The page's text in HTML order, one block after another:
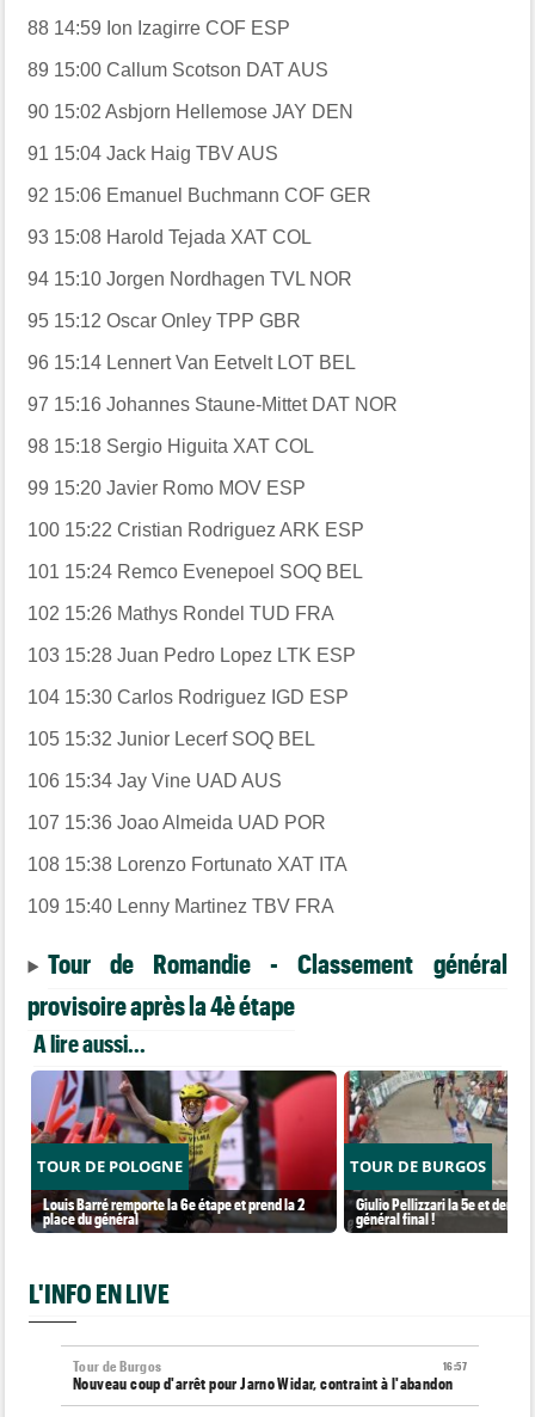
88 14:59 Ion Izagirre COF ESP
89 15:00 Callum Scotson DAT AUS
90 15:02 Asbjorn Hellemose JAY DEN
91 15:04 Jack Haig TBV AUS
92 15:06 Emanuel Buchmann COF GER
93 15:08 Harold Tejada XAT COL
94 15:10 Jorgen Nordhagen TVL NOR
95 15:12 Oscar Onley TPP GBR
96 15:14 Lennert Van Eetvelt LOT BEL
97 15:16 Johannes Staune-Mittet DAT NOR
98 15:18 Sergio Higuita XAT COL
99 15:20 Javier Romo MOV ESP
100 15:22 Cristian Rodriguez ARK ESP
101 15:24 Remco Evenepoel SOQ BEL
102 15:26 Mathys Rondel TUD FRA
103 15:28 Juan Pedro Lopez LTK ESP
104 15:30 Carlos Rodriguez IGD ESP
105 15:32 Junior Lecerf SOQ BEL
106 15:34 Jay Vine UAD AUS
107 15:36 Joao Almeida UAD POR
108 15:38 Lorenzo Fortunato XAT ITA
109 15:40 Lenny Martinez TBV FRA
Tour de Romandie - Classement général
provisoire après la 4è étape
A lire aussi...
TOUR DE POLOGNE
Louis Barré remporte la 6e étape et prend la 2
place du général
TOUR DE BURGOS
Giulio Pellizzari la 5e et
général final !
L'INFO EN LIVE
16:57
Tour de Burgos
Nouveau coup d'arrêt pour Jarno Widar, contraint à l'abandon